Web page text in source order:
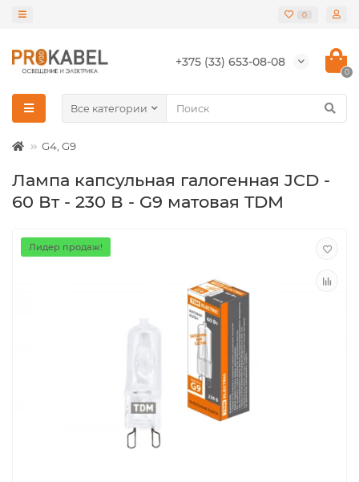
0
+375 (33) 653-08-08
0
Все категории
G4, G9
Лампа капсульная галогенная JCD -
60 Вт - 230 В - G9 матовая TDM
Лидер продаж!